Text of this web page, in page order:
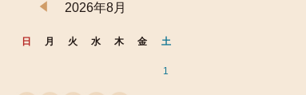
2026年8月
日 月 火 水 木 金 土
1